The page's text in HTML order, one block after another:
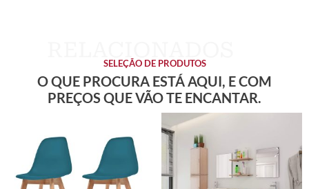
SELEÇÃO DE PRODUTOS
O QUE PROCURA ESTÁ AQUI, E COM
PREÇOS QUE VÃO TE ENCANTAR.